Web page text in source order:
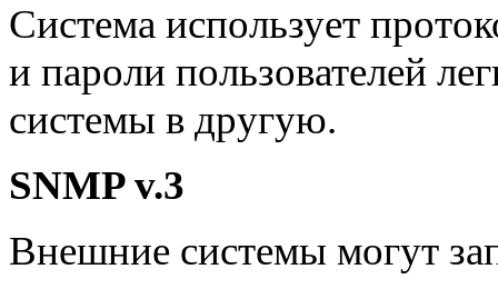
Система использует
и пароли пользователей
системы в другую.
SNMP v.3
Внешние системы могут